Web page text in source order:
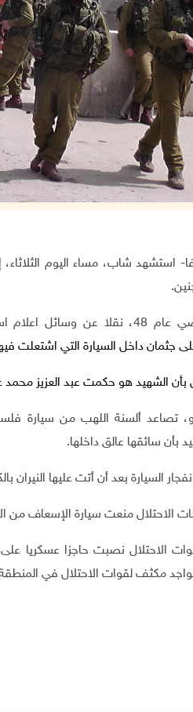
21-12-2021 وفا- استشهد شاب، مساء اليوم
استشهاد الشاب، فيما
جثمان داخل السيارة التي اشتعلت
هو حكمت عبد العزيز محمد عبد العزيز (22 عاما) من قرية
تصاعد ألسنة اللهب من سيارة
بأن سائقها عالق داخلها.
السيارة بعد أن أتت عليها النيران
الاحتلال منعت سيارة الإسعاف من
الاحتلال نصبت حاجزا عسكريا
مكثف لقوات الاحتلال في